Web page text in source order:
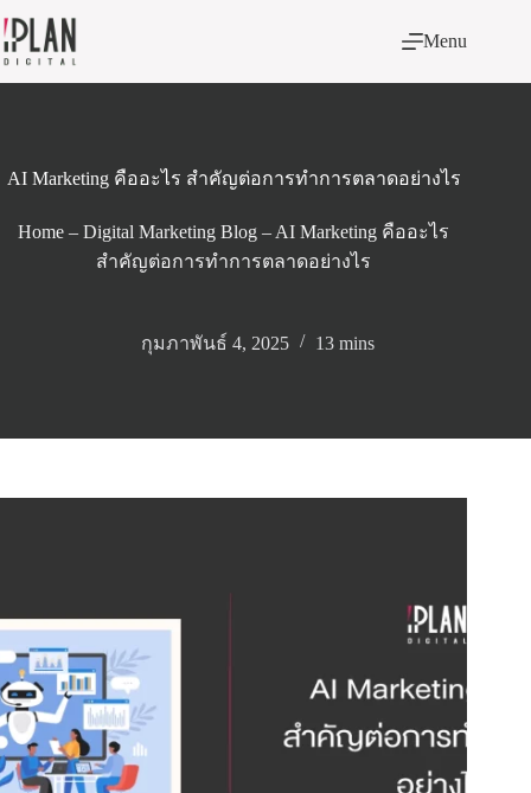
to
content
Menu
AI Marketing คืออะไร สำคัญต่อการทำการตลาดอย่างไร
Home –Digital Marketing Blog – AI Marketing คืออะไร
สำคัญต่อการทำการตลาดอย่างไร
กุมภาพันธ์ 4, 2025 13 mins